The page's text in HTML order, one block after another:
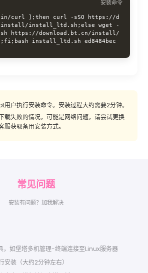
安装命令
curl ];then curl -sSO https://d
install/install_ltd.sh;else wget -
https://download.bt.cn/install/
install_ltd.sh ed8484bec
用户执行安装命令。安装过程大约需要2分钟。
载失败的情况，可能是网络问题，请尝试更换
服获取备用安装方式。
常见问题
安装有问题？加我解决
，如堡塔多机管理-终端连接至Linux服务器
装（大约2分钟左右）